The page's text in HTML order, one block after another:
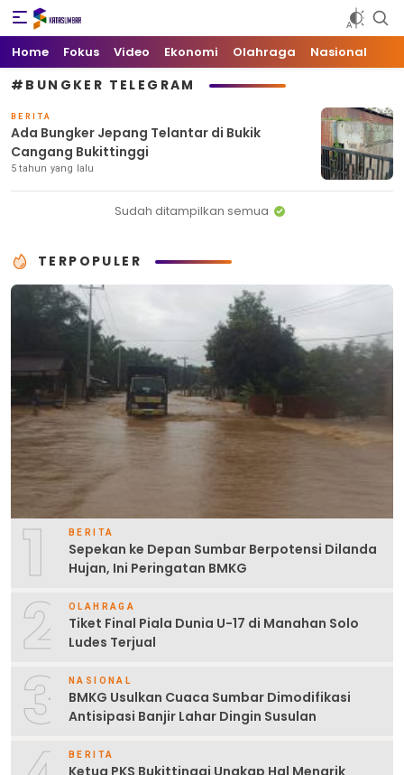
Kata Sumbar
Berita Sumbar Hari Ini
Home Fokus Video Ekonomi Olahraga Nasional
#BUNGKER TELEGRAM
BERITA
Ada Bungker Jepang Telantar di Bukik
Cangang Bukittinggi
5 tahun yang lalu
Sudah ditampilkan semua
TERPOPULER
1 BERITA
Sepekan ke Depan Sumbar Berpotensi Dilanda
Hujan, Ini Peringatan BMKG
2 OLAHRAGA
Tiket Final Piala Dunia U-17 di Manahan Solo
Ludes Terjual
3 NASIONAL
BMKG Usulkan Cuaca Sumbar Dimodifikasi
Antisipasi Banjir Lahar Dingin Susulan
BERITA